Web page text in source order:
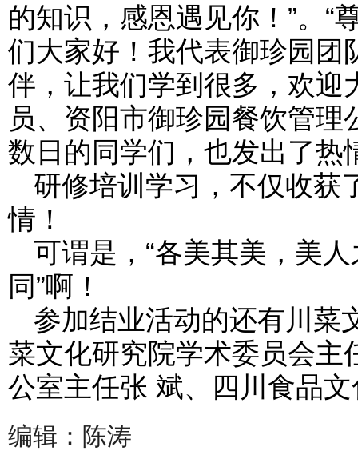
的知识，感恩遇见你！”。“
们大家好！我代表御珍园团
伴，让我们学到很多，欢迎
员、资阳市御珍园餐饮管
数日的同学们，也发出了热
研修培训学习，不仅收获
情！
可谓是，“各美其美，美
同”啊！
参加结业活动的还有川菜
菜文化研究院学术委员会主
公室主任张 斌、四川食品
编辑：陈涛